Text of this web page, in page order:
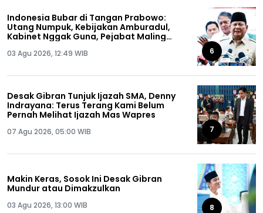
Indonesia Bubar di Tangan Prabowo:
Utang Numpuk, Kebijakan Amburadul,
Kabinet Nggak Guna, Pejabat Maling
03 Agu 2026, 12:49 WIB 6
Desak Gibran Tunjuk Ijazah SMA, Denny
Indrayana: Terus Terang Kami Belum
Pernah Melihat Ijazah Mas Wapres
07 Agu 2026, 05:00 WIB 7
Makin Keras, Sosok Ini Desak Gibran
Mundur atau Dimakzulkan
03 Agu 2026, 13:00 WIB 8